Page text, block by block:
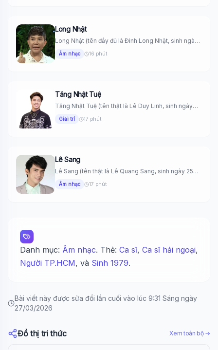
Long Nhật
Long Nhật (tên đầy đủ là Đinh Long Nhật, sinh ngày
19...
Âm nhạc 16 phút
Tăng Nhật Tuệ
Tăng Nhật Tuệ (tên thật là Lê Duy Linh, sinh ngày
Giải trí 17 phút
Lê Sang
Lê Sang (tên thật là Lê Quang Sang, sinh ngày 25
tháng...
Âm nhạc 17 phút
Danh mục: Âm nhạc. Thẻ: Ca sĩ, Ca sĩ hải ngoại,
Người TP.HCM, và Sinh 1979.
Bài viết này được sửa đổi lần cuối vào lúc 9:31 Sáng ngày
27/03/2026
Đồ thị tri thức Xem toàn bộ →